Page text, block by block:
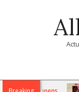
Navigation